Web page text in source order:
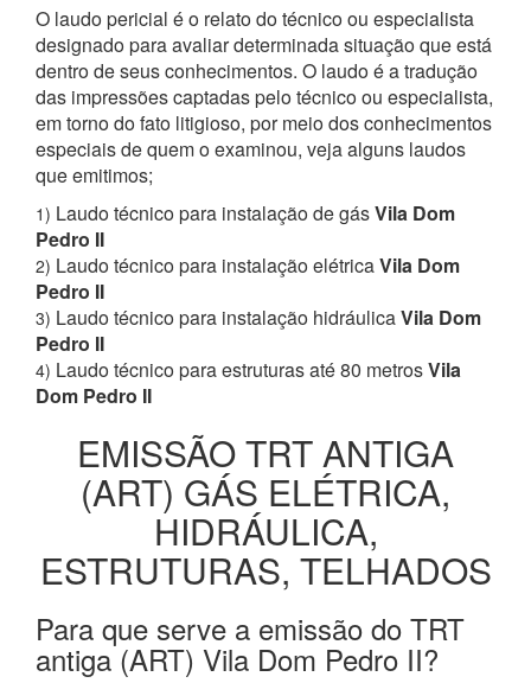
O laudo pericial é o relato do técnico ou especialista
designado para avaliar determinada situação que está
dentro de seus conhecimentos. O laudo é a tradução
das impressões captadas pelo técnico ou especialista,
em torno do fato litigioso, por meio dos conhecimentos
especiais de quem o examinou, veja alguns laudos
que emitimos;
1) Laudo técnico para instalação de gásVila Dom
Pedro II
2) Laudo técnico para instalação elétricaVila Dom
Pedro II
3) Laudo técnico para instalação hidráulicaVila Dom
Pedro II
4) Laudo técnico para estruturas até 80 metrosVila
Dom Pedro II
EMISSÃO TRT ANTIGA
(ART) GÁS ELÉTRICA,
HIDRÁULICA,
ESTRUTURAS, TELHADOS
Para que serve a emissão do TRT
antiga (ART) Vila Dom Pedro II?